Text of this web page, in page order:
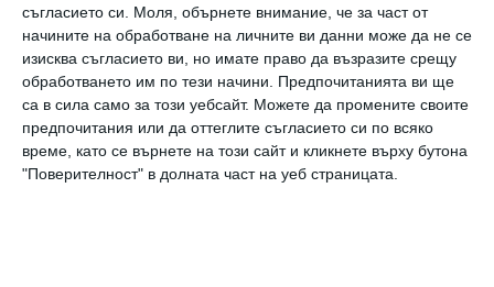
съгласието си. Моля, обърнете внимание, че за част от
начините на обработване на личните ви данни може да не се
изисква съгласието ви, но имате право да възразите срещу
обработването им по тези начини. Предпочитанията ви ще
са в сила само за този уебсайт. Можете да промените своите
предпочитания или да оттеглите съгласието си по всяко
време, като се върнете на този сайт и кликнете върху бутона
"Поверителност" в долната част на уеб страницата.